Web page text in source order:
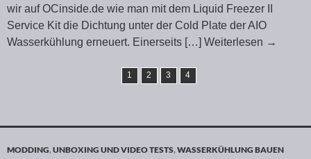
wir auf OCinside.de wie man mit dem Liquid Freezer II
Service Kit die Dichtung unter der Cold Plate der AIO
Wasserkühlung erneuert. Einerseits […] Weiterlesen →
1 2 3 4
MODDING,UNBOXING UND VIDEO TESTS,WASSERKÜHLUNG BAUEN